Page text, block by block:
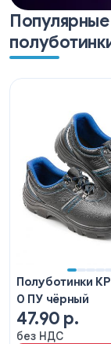
Высота: 10 см.
Верх: кожа
200 Дж).
Подклад: 3D Air-
Полуботинки
0 ПУ чёрный
47.90 р.
без НДС